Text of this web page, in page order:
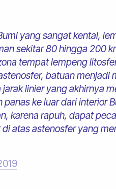
yang sangat kental,
sekitar 80 hingga 200
tempat lempeng
batuan
linier yang akhirnya
ke luar dari interior
karena rapuh, dapat
atas astenosfer yang